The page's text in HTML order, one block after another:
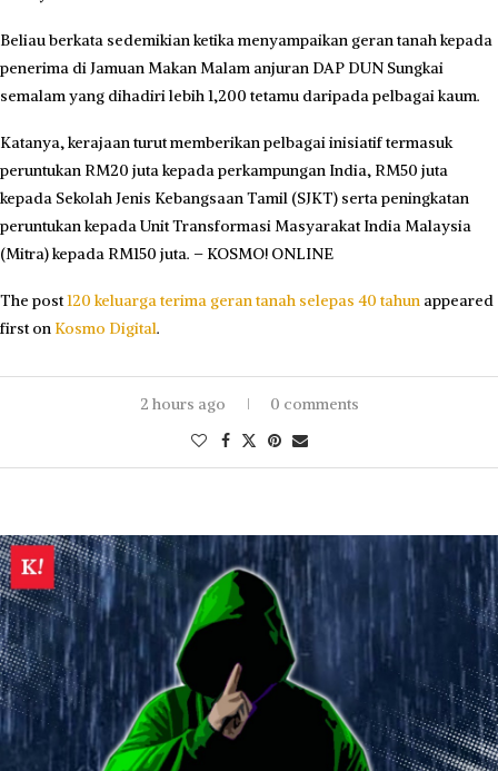
Beliau berkata sedemikian ketika menyampaikan geran tanah kepada
penerima di Jamuan Makan Malam anjuran DAP DUN Sungkai
semalam yang dihadiri lebih 1,200 tetamu daripada pelbagai kaum.
Katanya, kerajaan turut memberikan pelbagai inisiatif termasuk
peruntukan RM20 juta kepada perkampungan India, RM50 juta
kepada Sekolah Jenis Kebangsaan Tamil (SJKT) serta peningkatan
peruntukan kepada Unit Transformasi Masyarakat India Malaysia
(Mitra) kepada RM150 juta. – KOSMO! ONLINE
The post120 keluarga terima geran tanah selepas 40 tahun appeared
first on Kosmo Digital.
2 hours ago 0 comments